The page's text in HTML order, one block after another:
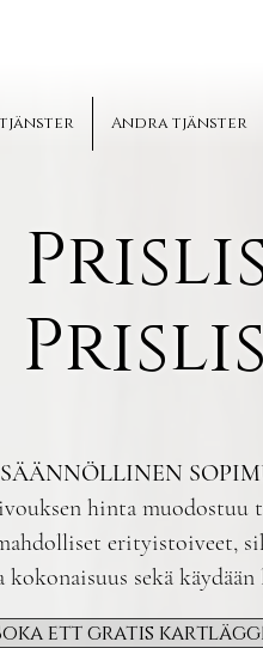
Andra tjänster
SÄÄNNÖLLINEN
hinta muodostuu
erityistoiveet,
sekä
ett gratis